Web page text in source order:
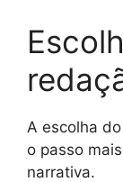
A escolha
o passo
narrativa.